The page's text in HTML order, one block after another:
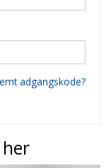
adgangskode?